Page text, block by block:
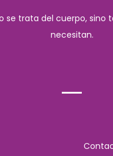
trata del cuerpo,
necesitan.